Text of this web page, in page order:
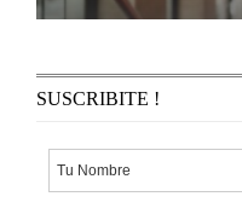
Es una de las mejores
SUSCRIBITE !